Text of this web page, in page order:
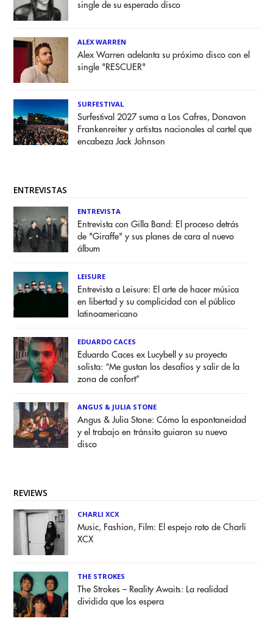
single de su esperado disco
ALEX WARREN
Alex Warren adelanta su próximo disco con el
single "RESCUER"
SURFESTIVAL
Surfestival 2027 suma a Los Cafres, Donavon
Frankenreiter y artistas nacionales al cartel que
encabeza Jack Johnson
ENTREVISTAS
ENTREVISTA
Entrevista con Gilla Band: El proceso detrás
de "Giraffe" y sus planes de cara al nuevo
álbum
LEISURE
Entrevista a Leisure: El arte de hacer música
en libertad y su complicidad con el público
latinoamericano
EDUARDO CACES
Eduardo Caces ex Lucybell y su proyecto
solista: “Me gustan los desafíos y salir de la
zona de confort”
ANGUS & JULIA STONE
Angus & Julia Stone: Cómo la espontaneidad
y el trabajo en tránsito guiaron su nuevo
disco
REVIEWS
CHARLI XCX
Music, Fashion, Film: El espejo roto de Charli
XCX
THE STROKES
The Strokes – Reality Awaits: La realidad
dividida que los espera